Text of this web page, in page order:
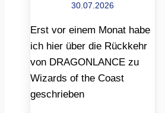
30.07.2026
Erst vor einem Monat habe
ich hier über die Rückkehr
von DRAGONLANCE zu
Wizards of the Coast
geschrieben